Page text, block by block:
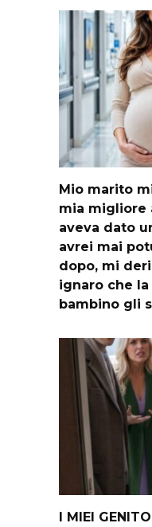
Mio marito
mia migliore
aveva dato
avrei mai
dopo, mi
ignaro che
bambino gli
I MIEI